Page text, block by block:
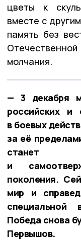
цветы к
вместе с
память без
молчания.
— 3 декабря
российских и
в боевых
за её
станет
и
поколения.
мир и
специальной
Победа снова
Первышов.